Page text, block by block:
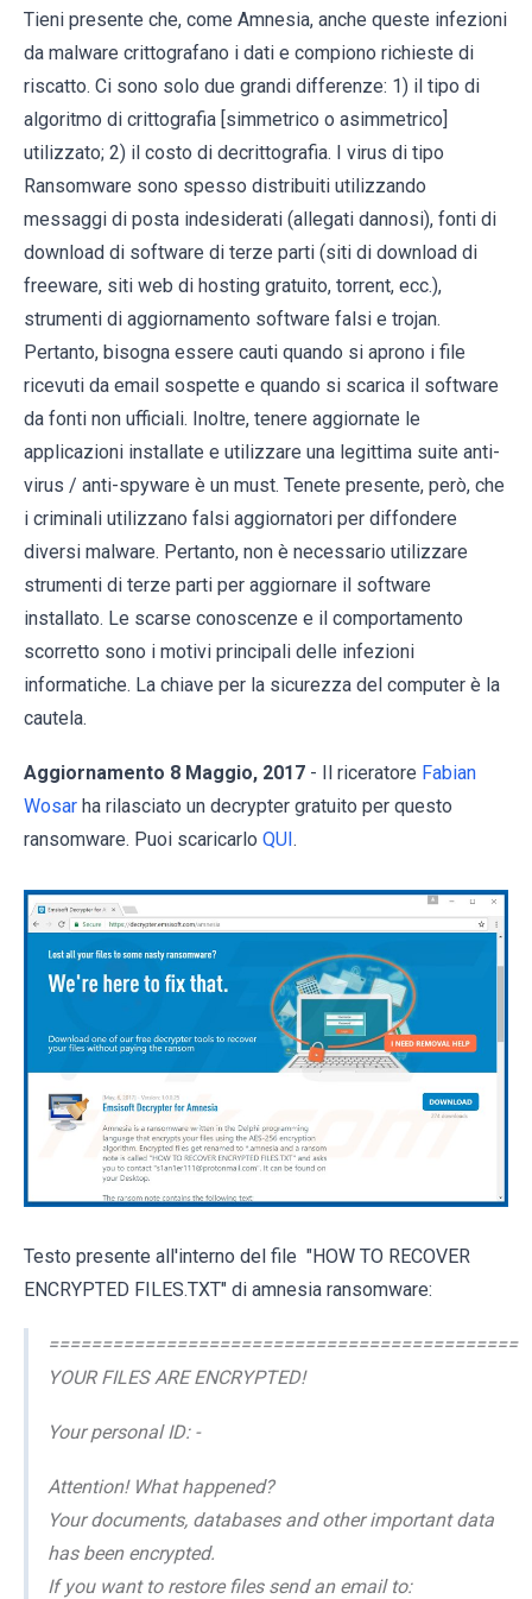
Tieni presente che, come Amnesia, anche queste infezioni
da malware crittografano i dati e compiono richieste di
riscatto. Ci sono solo due grandi differenze: 1) il tipo di
algoritmo di crittografia [simmetrico o asimmetrico]
utilizzato; 2) il costo di decrittografia. I virus di tipo
Ransomware sono spesso distribuiti utilizzando
messaggi di posta indesiderati (allegati dannosi), fonti di
download di software di terze parti (siti di download di
freeware, siti web di hosting gratuito, torrent, ecc.),
strumenti di aggiornamento software falsi e trojan.
Pertanto, bisogna essere cauti quando si aprono i file
ricevuti da email sospette e quando si scarica il software
da fonti non ufficiali. Inoltre, tenere aggiornate le
applicazioni installate e utilizzare una legittima suite anti-
virus / anti-spyware è un must. Tenete presente, però, che
i criminali utilizzano falsi aggiornatori per diffondere
diversi malware. Pertanto, non è necessario utilizzare
strumenti di terze parti per aggiornare il software
installato. Le scarse conoscenze e il comportamento
scorretto sono i motivi principali delle infezioni
informatiche. La chiave per la sicurezza del computer è la
cautela.
Aggiornamento 8 Maggio, 2017 - Il riceratore Fabian
Wosar ha rilasciato un decrypter gratuito per questo
ransomware. Puoi scaricarlo QUI .
Testo presente all'interno del file "HOW TO RECOVER
ENCRYPTED FILES.TXT" di amnesia ransomware:
============================================
YOUR FILES ARE ENCRYPTED!
Your personal ID: -
Attention! What happened?
Your documents, databases and other important data
has been encrypted.
If you want to restore files send an email to: